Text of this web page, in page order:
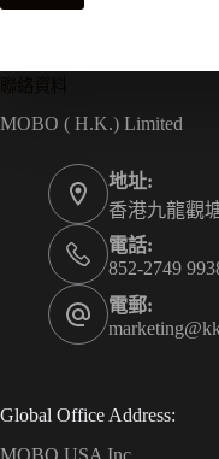
MOBO ( H.K.) Limited
地址:
香港九龍觀
電話:
852-2749
電郵:
Global Office Address:
MOBO USA Inc.